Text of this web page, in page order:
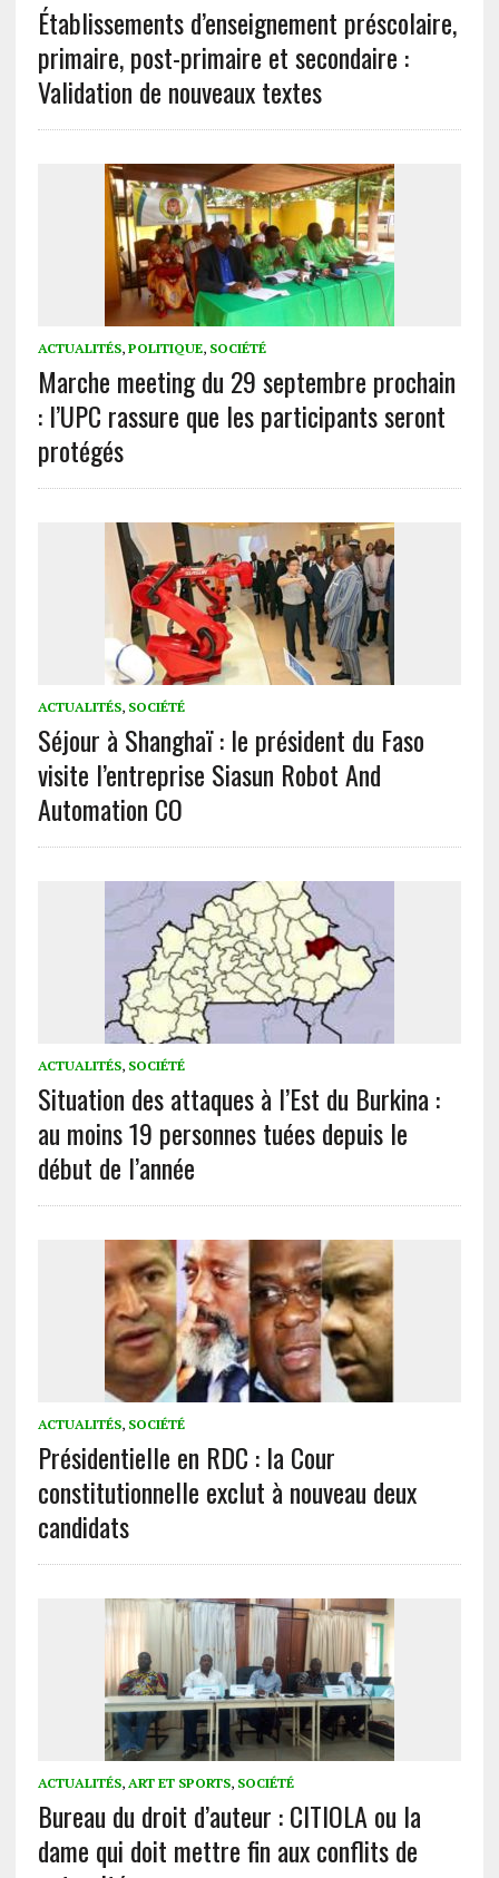
Établissements d’enseignement préscolaire,
primaire, post-primaire et secondaire :
Validation de nouveaux textes
ACTUALITÉS, POLITIQUE, SOCIÉTÉ
Marche meeting du 29 septembre prochain
: l’UPC rassure que les participants seront
protégés
ACTUALITÉS, SOCIÉTÉ
Séjour à Shanghaï : le président du Faso
visite l’entreprise Siasun Robot And
Automation CO
ACTUALITÉS, SOCIÉTÉ
Situation des attaques à l’Est du Burkina :
au moins 19 personnes tuées depuis le
début de l’année
ACTUALITÉS, SOCIÉTÉ
Présidentielle en RDC : la Cour
constitutionnelle exclut à nouveau deux
candidats
ACTUALITÉS, ART ET SPORTS, SOCIÉTÉ
Bureau du droit d’auteur : CITIOLA ou la
dame qui doit mettre fin aux conflits de